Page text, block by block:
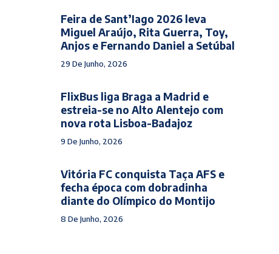
Feira de Sant’Iago 2026 leva
Miguel Araújo, Rita Guerra, Toy,
Anjos e Fernando Daniel a Setúbal
29 De Junho, 2026
FlixBus liga Braga a Madrid e
estreia-se no Alto Alentejo com
nova rota Lisboa-Badajoz
9 De Junho, 2026
Vitória FC conquista Taça AFS e
fecha época com dobradinha
diante do Olímpico do Montijo
8 De Junho, 2026